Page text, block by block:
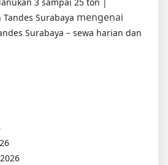
3 sampai 25 ton |
Surabaya mengenai
Surabaya – sewa harian dan